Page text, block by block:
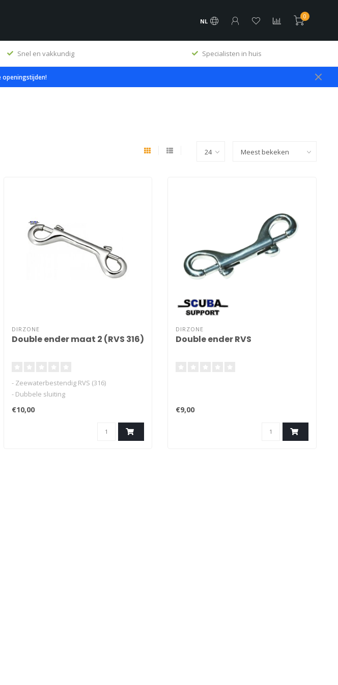
NL
0
Snel en vakkundig Specialisten in huis
openingstijden!
DIRZONE
Double ender maat 2 (RVS 316)
- Zeewaterbestendig RVS (316)
- Dubbele sluiting
- Hoge kwaliteit
- Geschikt voor o.a.: Reel, tools, etc...
€10,00
DIRZONE
Double ender RVS
€9,00